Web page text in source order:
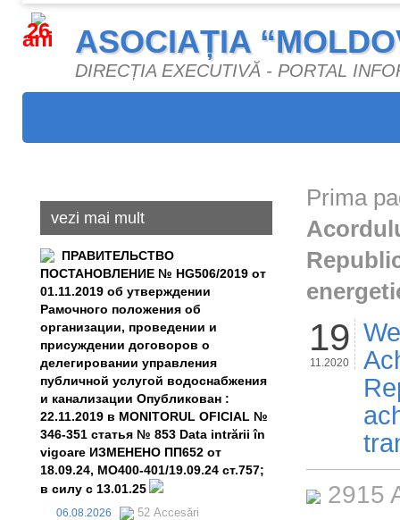
26
ani ASOCIAȚIA
DIRECȚIA EXECUTIVĂ - PORTAL
vezi mai mult
ПРАВИТЕЛЬСТВО
ПОСТАНОВЛЕНИЕ № HG506/2019 от
01.11.2019 об утверждении
Рамочного положения об
организации, проведении и
присуждении договоров о
делегировании управления
публичной услугой водоснабжения
и канализации Опубликован :
22.11.2019 в MONITORUL OFICIAL №
346-351 статья № 853 Data intrării în
vigoare ИЗМЕНЕНО ПП652 от
18.09.24, MO400-401/19.09.24 ст.757;
в силу с 13.01.25
06.08.2026 52 Accesări
Prima
19
11.2020
2915